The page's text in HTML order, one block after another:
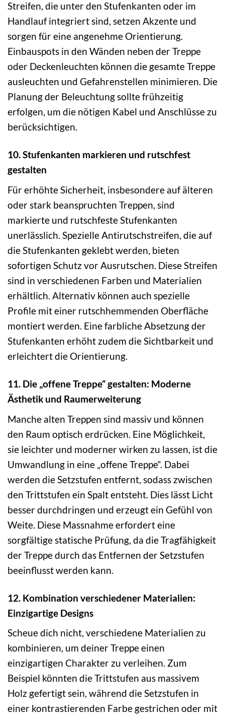
Streifen, die unter den Stufenkanten oder im
Handlauf integriert sind, setzen Akzente und
sorgen für eine angenehme Orientierung.
Einbauspots in den Wänden neben der Treppe
oder Deckenleuchten können die gesamte Treppe
ausleuchten und Gefahrenstellen minimieren. Die
Planung der Beleuchtung sollte frühzeitig
erfolgen, um die nötigen Kabel und Anschlüsse zu
berücksichtigen.
10. Stufenkanten markieren und rutschfest
gestalten
Für erhöhte Sicherheit, insbesondere auf älteren
oder stark beanspruchten Treppen, sind
markierte und rutschfeste Stufenkanten
unerlässlich. Spezielle Antirutschstreifen, die auf
die Stufenkanten geklebt werden, bieten
sofortigen Schutz vor Ausrutschen. Diese Streifen
sind in verschiedenen Farben und Materialien
erhältlich. Alternativ können auch spezielle
Profile mit einer rutschhemmenden Oberfläche
montiert werden. Eine farbliche Absetzung der
Stufenkanten erhöht zudem die Sichtbarkeit und
erleichtert die Orientierung.
11. Die „offene Treppe“ gestalten: Moderne
Ästhetik und Raumerweiterung
Manche alten Treppen sind massiv und können
den Raum optisch erdrücken. Eine Möglichkeit,
sie leichter und moderner wirken zu lassen, ist die
Umwandlung in eine „offene Treppe“. Dabei
werden die Setzstufen entfernt, sodass zwischen
den Trittstufen ein Spalt entsteht. Dies lässt Licht
besser durchdringen und erzeugt ein Gefühl von
Weite. Diese Massnahme erfordert eine
sorgfältige statische Prüfung, da die Tragfähigkeit
der Treppe durch das Entfernen der Setzstufen
beeinflusst werden kann.
12. Kombination verschiedener Materialien:
Einzigartige Designs
Scheue dich nicht, verschiedene Materialien zu
kombinieren, um deiner Treppe einen
einzigartigen Charakter zu verleihen. Zum
Beispiel könnten die Trittstufen aus massivem
Holz gefertigt sein, während die Setzstufen in
einer kontrastierenden Farbe gestrichen oder mit